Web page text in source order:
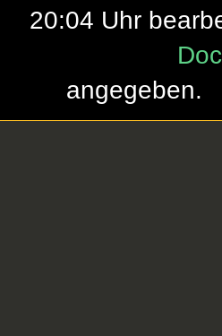
20:04 Uhr
angegeben.